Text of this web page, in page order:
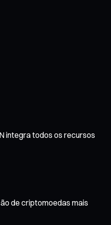
integra todos os recursos
de criptomoedas mais